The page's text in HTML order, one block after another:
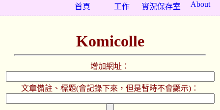
About
實況保存室
工作
首頁
Komicolle
增加網址：
文章備註、標題(會記錄下來，但是暫時不會顯示)：